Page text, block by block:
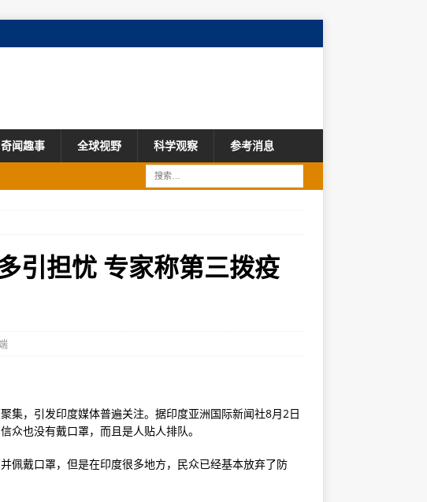
奇闻趣事 全球视野 科学观察 参考消息
引担忧 专家称第三拨疫
集，引发印度媒体普遍关注。据印度亚洲国际新闻社8月2日
众也没有戴口罩，而且是人贴人排队。
佩戴口罩，但是在印度很多地方，民众已经基本放弃了防